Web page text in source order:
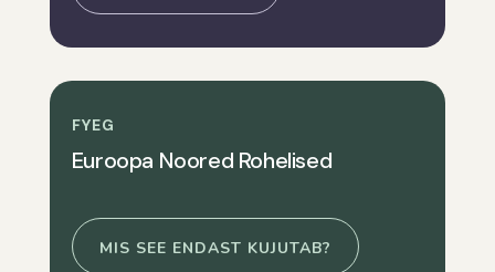
FYEG
Euroopa Noored Rohelised
MIS SEE ENDAST KUJUTAB?